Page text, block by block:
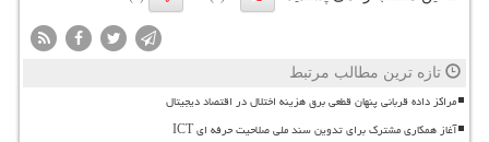
تازه ترین مطالب مرتبط
مراکز داده قربانی پنهان قطعی برق هزینه اختلال در اقتصاد دیجیتال
آغاز همکاری مشترک برای تدوین سند ملی صلاحیت حرفه ای ICT